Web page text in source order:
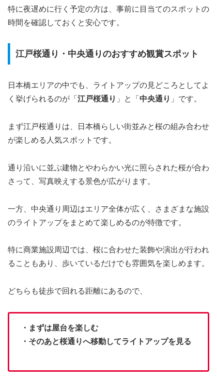
特に夜遅めに行く予定の方は、事前に目当てのスポットの
時間を確認しておくと安心です。
江戸桜通り・中央通りのおすすめ観賞スポット
日本橋エリアの中でも、ライトアップの見どころとしてよ
く挙げられるのが「 江戸桜通り 」と「 中央通り 」です。
まず江戸桜通りは、日本橋らしい街並みと桜の組み合わせ
が楽しめる人気スポットです。
通り沿いに並ぶ建物とやわらかい光に照らされた桜が合わ
さって、写真映えする景色が広がります。
一方、中央通り周辺はエリア全体が広く、さまざまな施設
のライトアップをまとめて楽しめるのが特徴です。
特に商業施設周辺では、桜に合わせた装飾や演出が行われ
ることもあり、歩いているだけでも雰囲気を楽しめます。
どちらも徒歩で回れる距離にあるので、
・まずは屋台を楽しむ
・そのあと桜通りへ移動してライトアップを見る